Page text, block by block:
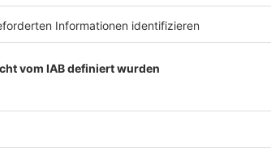
imNOVA ROCK Online Shop. Dazu gibt
wieder das Green Camping geben, genauso
Beeilt euch! ;-)
sichern!
Freundesgruppe zum Nova Rock
;-)